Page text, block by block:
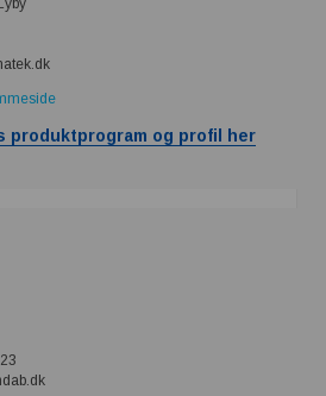
produktprogram og profil her